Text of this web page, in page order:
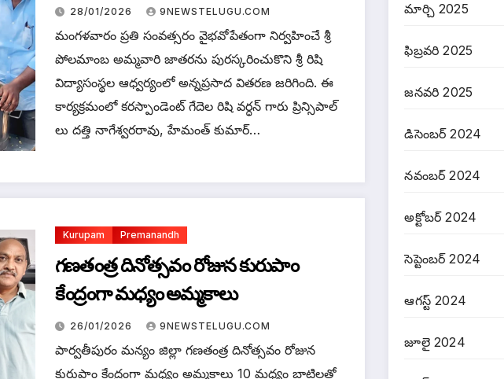
28/01/2026 9NEWSTELUGU.COM
మంగళవారం ప్రతి సంవత్సరం వైభవోపేతంగా నిర్వహించే శ్రీ
పోలమాంబ అమ్మవారి జాతరను పురస్కరించుకొని శ్రీ రిషి
విద్యాసంస్థల ఆధ్వర్యంలో అన్నప్రసాద వితరణ జరిగింది. ఈ
కార్యక్రమంలో కరస్పాండెంట్ గేదెల రిషి వర్ధన్ గారు ప్రిన్సిపాల్
లు దత్తి నాగేశ్వరరావు, హేమంత్ కుమార్…
Kurupam Premanandh
గణతంత్ర దినోత్సవం రోజున కురుపాం
కేంద్రంగా మధ్యం అమ్మకాలు
26/01/2026 9NEWSTELUGU.COM
పార్వతీపురం మన్యం జిల్లా గణతంత్ర దినోత్సవం రోజున
కురుపాం కేంద్రంగా మధ్యం అమ్మకాలు 10 మధ్యం బాటిల్లతో
మార్చి 2025
ఫిబ్రవరి 2025
జనవరి 2025
డిసెంబర్ 2024
నవంబర్ 2024
అక్టోబర్ 2024
సెప్టెంబర్ 2024
ఆగస్ట్ 2024
జూలై 2024